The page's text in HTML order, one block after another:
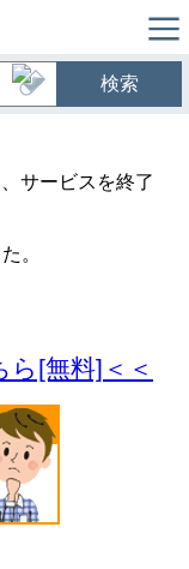
検索
サービスを終了
。
ら[無料]＜＜